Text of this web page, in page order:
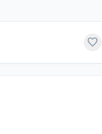
favorite